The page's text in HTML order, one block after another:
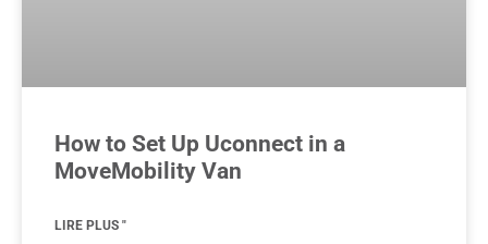
How to Set Up Uconnect in a
MoveMobility Van
LIRE PLUS "